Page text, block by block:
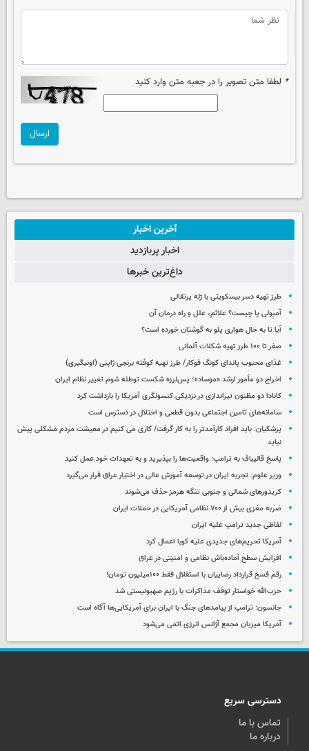
* لطفا متن تصویر را در جعبه متن وارد کنید
ارسال
آخرین اخبار
اخبار پربازدید
داغ‌ترین خبرها
طرز تهیه دسر بیسکویتی با ژله پرتقالی
آمبولی پا چیست؟ علائم، علل و راه درمان آن
آیا تا به حال هواری پلو به گوشتان خورده است؟
صفر تا ۱۰۰ طرز تهیه شکلات آلمانی
غذای محبوب پاندای کونگ فوکار/ طرز تهیه کوفته برنجی ژاپنی (اونیگیری)
اخراج دو مأمور ارشد «موساد»؛ پس‌لرزه شکست توطئه شوم تغییر نظام ایران
کانادا دو مظنون تیراندازی در نزدیکی کنسولگری آمریکا را بازداشت کرد
سامانه‌های تامین اجتماعی بدون قطعی و اختلال در دسترس است
پزشکیان: باید افراد کارآمدتر را به کار گرفت/ کاری می کنیم در معیشت مردم مشکلی پیش
نیاید
پاسخ قالیباف به ترامپ: واقعیت‌ها را بپذیرید و به تعهدات خود عمل کنید
وزیر علوم: تجربه ایران در توسعه آموزش عالی در اختیار عراق قرار می‌گیرد
کریدورهای شمالی و جنوبی تنگه هرمز حذف می‌شوند
ضربه مغزی بیش از ۷۰۰ نظامی آمریکایی در حملات ایران
لفاظی جدید ترامپ علیه ایران
آمریکا تحریم‌های جدیدی علیه کوبا اعمال کرد
افزایش سطح آماده‌باش نظامی و امنیتی در عراق
رقم فسخ قرارداد رضاییان با استقلال فقط ۱۰۰میلیون تومان!
حزب‌الله خواستار توقف مذاکرات با رژیم صهیونیستی شد
جانسون: ترامپ از پیامدهای جنگ با ایران برای آمریکایی‌ها آگاه است
آمریکا میزبان مجمع آژانس انرژی اتمی می‌شود
دسترسی سریع
تماس با ما
درباره ما